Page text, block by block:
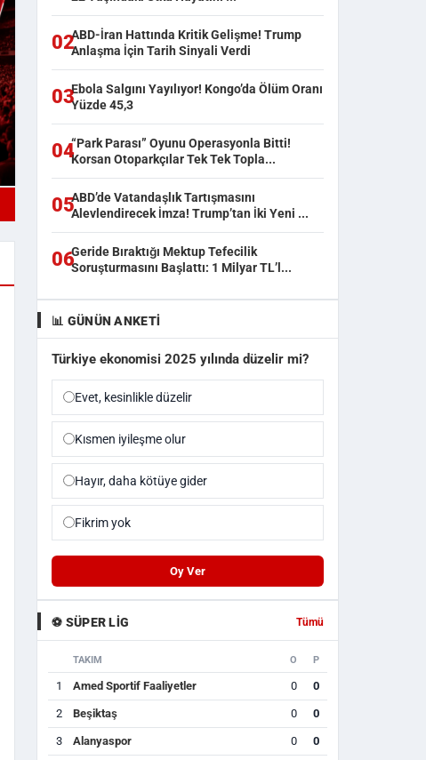
02ABD-İran Hattında Kritik Gelişme! Trump
Anlaşma İçin Tarih Sinyali Verdi
03Ebola Salgını Yayılıyor! Kongo’da Ölüm Oranı
Yüzde 45,3
04“Park Parası” Oyunu Operasyonla Bitti!
Korsan Otoparkçılar Tek Tek Topla...
05ABD’de Vatandaşlık Tartışmasını
Alevlendirecek İmza! Trump’tan İki Yeni ...
06Geride Bıraktığı Mektup Tefecilik
Soruşturmasını Başlattı: 1 Milyar TL’l...
📊 GÜNÜN ANKETI
Türkiye ekonomisi 2025 yılında düzelir mi?
Evet, kesinlikle düzelir
Kısmen iyileşme olur
Hayır, daha kötüye gider
Fikrim yok
Oy Ver
⚽ SÜPER LIG Tümü
TAKIM O P
1 Amed Sportif Faaliyetler 0 0
2 Beşiktaş 0 0
3 Alanyaspor 0 0